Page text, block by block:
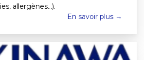
allergènes...).
En savoir plus →